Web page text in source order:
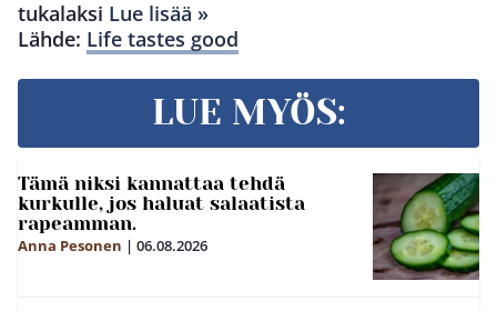
tukalaksi Lue lisää »
Lähde: Life tastes good
LUE MYÖS:
Tämä niksi kannattaa tehdä
kurkulle, jos haluat salaatista
rapeamman.
Anna Pesonen | 06.08.2026